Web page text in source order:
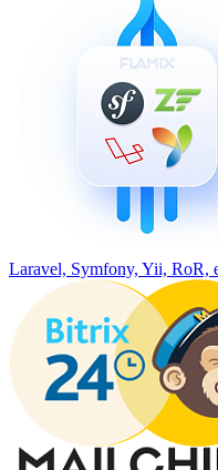
Laravel, Symfony, Yii, RoR,